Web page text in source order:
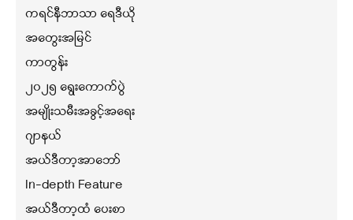
ကရင်နီဘာသာ ရေဒီယို
အတွေးအမြင်
ကာတွန်း
၂၀၂၅ ရွေးကောက်ပွဲ
အမျိုးသမီးအခွင့်အရေး
ဂျာနယ်
အယ်ဒီတာ့အာဘော်
In-depth Feature
အယ်ဒီတာ့ထံ ပေးစာ